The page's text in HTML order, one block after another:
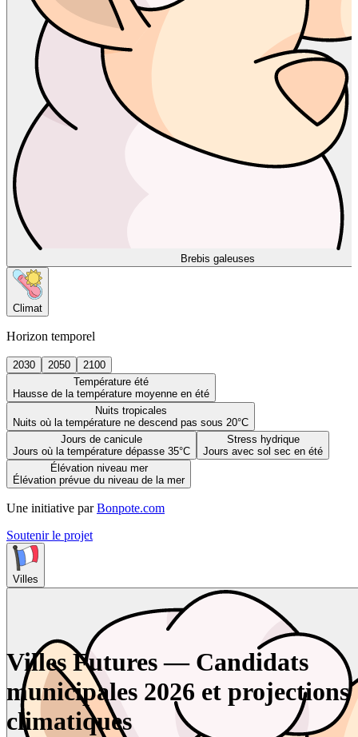
Brebis galeuses
Climat
Horizon temporel
2030 2050
2100
Température été
Hausse de la température moyenne en été
Nuits tropicales
Nuits où la température ne descend pas sous 20°C
Jours de canicule
Jours où la température dépasse 35°C
Stress hydrique
Jours avec sol sec en été
Élévation niveau mer
Élévation prévue du niveau de la mer
Une initiative par Bonpote.com
Soutenir le projet
Villes
Villes Futures — Candidats
municipales 2026 et projections
climatiques